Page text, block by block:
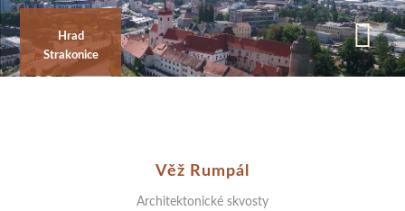
Přejít
k
hlavnímu
obsahu
Hrad
Strakonice
Věž Rumpál
Architektonické skvosty